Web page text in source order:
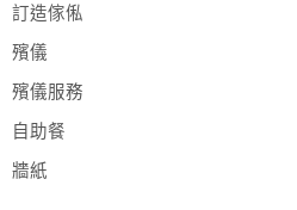
訂造傢俬
殯儀
殯儀服務
自助餐
牆紙